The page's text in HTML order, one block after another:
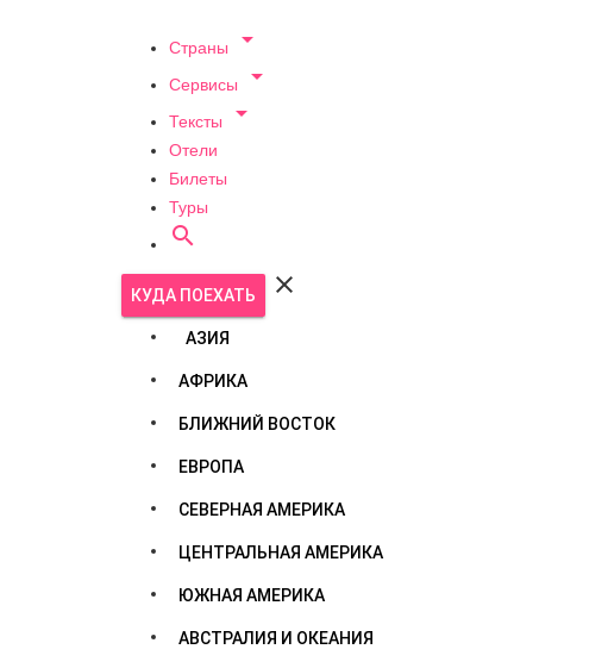
Страны 
Сервисы 
Тексты 
Отели
Билеты
Туры

КУДА ПОЕХАТЬ 
АЗИЯ
АФРИКА
БЛИЖНИЙ ВОСТОК
ЕВРОПА
СЕВЕРНАЯ АМЕРИКА
ЦЕНТРАЛЬНАЯ АМЕРИКА
ЮЖНАЯ АМЕРИКА
АВСТРАЛИЯ И ОКЕАНИЯ